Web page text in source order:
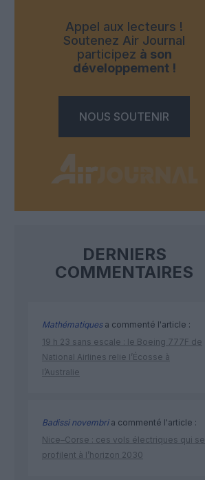
Appel aux lecteurs !
Soutenez Air Journal
participez à son
développement !
NOUS SOUTENIR
DERNIERS
COMMENTAIRES
Mathématiquesa commenté l'article :
19 h 23 sans escale : le Boeing 777F de
National Airlines relie l’Écosse à
l’Australie
Badissi novembria commenté l'article :
Nice–Corse : ces vols électriques qui se
profilent à l’horizon 2030